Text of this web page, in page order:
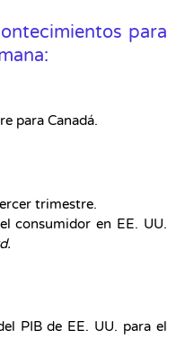
para
para Canadá.
trimestre.
consumidor en EE. UU.
PIB de EE. UU. para el